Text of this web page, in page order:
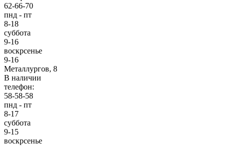
62-66-70
пнд - пт
8-18
суббота
9-16
воскрсенье
9-16
Металлургов, 8
В наличии
телефон:
58-58-58
пнд - пт
8-17
суббота
9-15
воскрсенье